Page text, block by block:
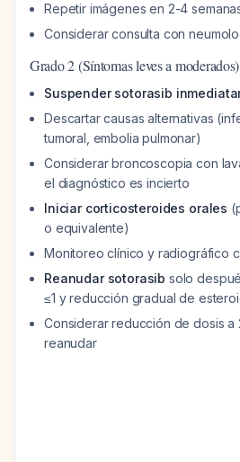
Repetir imágenes en 2-4
Considerar consulta con
Grado 2 (Síntomas leves a moderados)
Suspender sotorasib
Descartar causas alternativas
tumoral, embolia pulmonar)
Considerar broncoscopia con
el diagnóstico es incierto
Iniciar corticosteroides orales
o equivalente)
Monitoreo clínico y radiográfico
Reanudar sotorasib solo
≤1 y reducción gradual de
Considerar reducción de dosis a
reanudar